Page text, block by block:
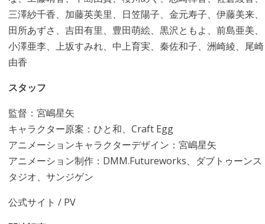
三澤紗千香、加藤英美里、日笠陽子、金元寿子、伊藤美来、
田所あずさ、吉田有里、豊田萌絵、黒沢ともよ、前島亜美、
小澤亜李、上坂すみれ、中上育実、秦佐和子、洲崎綾、尾崎
由香
スタッフ
監督：宮嶋星矢
キャラクター原案：ひと和、Craft Egg
アニメーションキャラクターデザイン：宮嶋星矢
アニメーション制作：DMM.Futureworks、ダブトゥーンス
タジオ、サンジゲン
公式サイト / PV